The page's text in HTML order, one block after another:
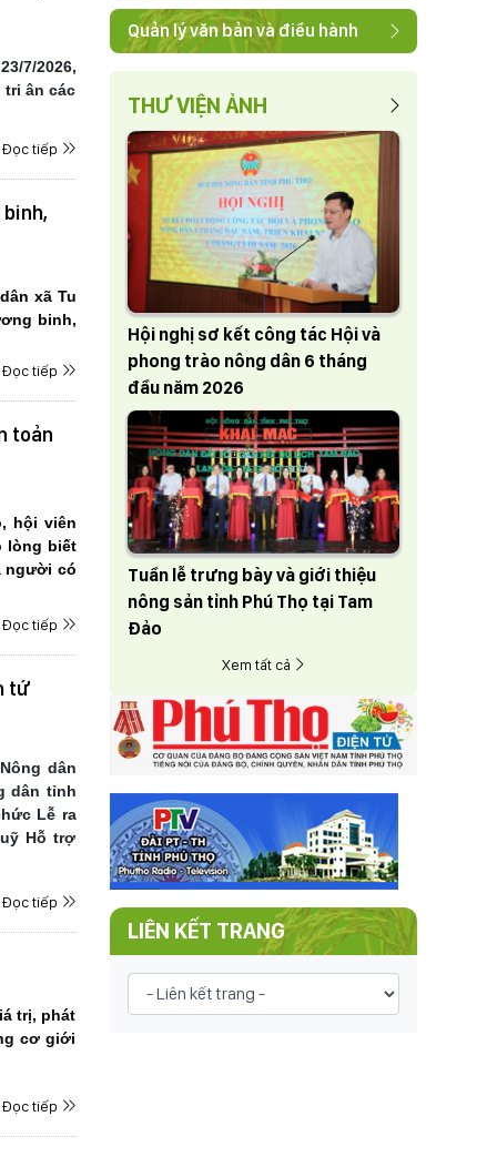
7/2026,
tri ân các
Đọc tiếp
xã Tu
binh,
Đọc tiếp
toản
hội viên
lòng biết
người có
Đọc tiếp
tứ
dân
dân tỉnh
Lễ ra
Hỗ trợ
Đọc tiếp
trị, phát
cơ giới
Đọc tiếp
Quản lý văn bản và điều hành
THƯ VIỆN ẢNH
Hội nghị sơ kết công tác Hội và
phong trào nông dân 6 tháng
đầu năm 2026
Tuần lễ trưng bày và giới thiệu
nông sản tỉnh Phú Thọ tại Tam
Đảo
Xem tất cả
LIÊN KẾT TRANG